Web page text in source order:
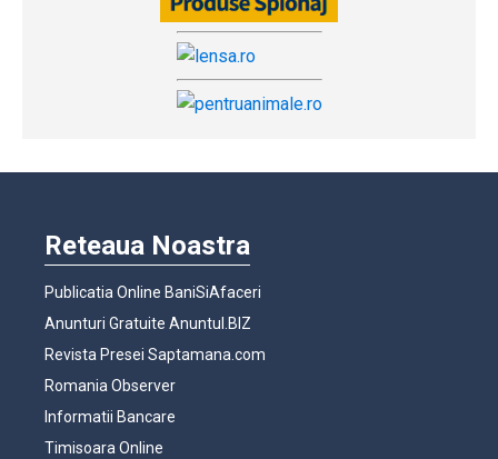
Reteaua Noastra
Publicatia Online BaniSiAfaceri
Anunturi Gratuite Anuntul.BIZ
Revista Presei Saptamana.com
Romania Observer
Informatii Bancare
Timisoara Online